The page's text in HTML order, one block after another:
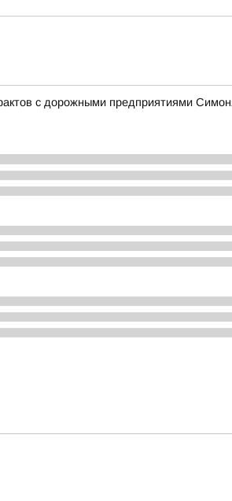
с дорожными предприятиями